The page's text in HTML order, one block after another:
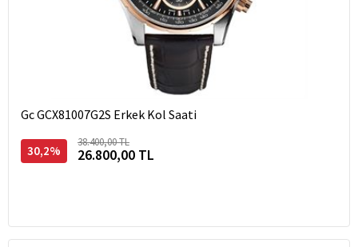
Gc GCX81007G2S Erkek Kol Saati
30,2%
38.400,00 TL
26.800,00 TL